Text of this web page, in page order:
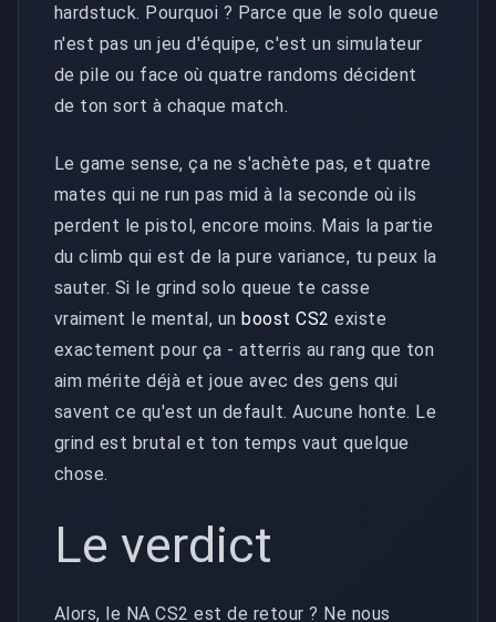
hardstuck. Pourquoi ? Parce que le solo queue
n'est pas un jeu d'équipe, c'est un simulateur
de pile ou face où quatre randoms décident
de ton sort à chaque match.
Le game sense, ça ne s'achète pas, et quatre
mates qui ne run pas mid à la seconde où ils
perdent le pistol, encore moins. Mais la partie
du climb qui est de la pure variance, tu peux la
sauter. Si le grind solo queue te casse
vraiment le mental, unboost CS2 existe
exactement pour ça - atterris au rang que ton
aim mérite déjà et joue avec des gens qui
savent ce qu'est un default. Aucune honte. Le
grind est brutal et ton temps vaut quelque
chose.
Le verdict
Alors, le NA CS2 est de retour ? Ne nous